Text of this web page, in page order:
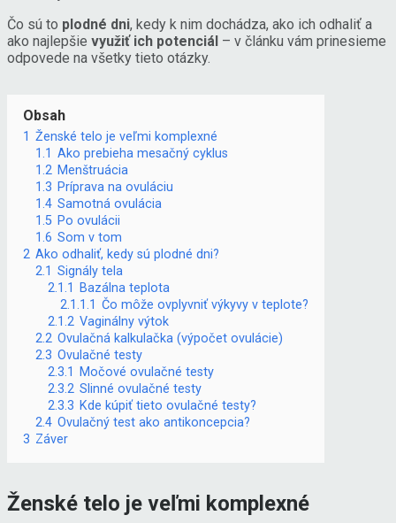
Čo sú to plodné dni, kedy k nim dochádza, ako ich odhaliť a
ako najlepšie využiť ich potenciál – v článku vám prinesieme
odpovede na všetky tieto otázky.
Obsah
1 Ženské telo je veľmi komplexné
1.1 Ako prebieha mesačný cyklus
1.2 Menštruácia
1.3 Príprava na ovuláciu
1.4 Samotná ovulácia
1.5 Po ovulácii
1.6 Som v tom
2 Ako odhaliť, kedy sú plodné dni?
2.1 Signály tela
2.1.1
Bazálna teplota
2.1.1.1 Čo môže ovplyvniť výkyvy v teplote?
2.1.2 Vaginálny výtok
2.2 Ovulačná kalkulačka (výpočet ovulácie)
2.3 Ovulačné testy
2.3.1
Močové ovulačné testy
2.3.2 Slinné ovulačné testy
2.3.3 Kde kúpiť tieto ovulačné testy?
2.4 Ovulačný test ako antikoncepcia?
3 Záver
Ženské telo je veľmi komplexné